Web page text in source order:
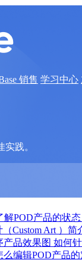
销售 学习中心
践。
解POD产品的状态
Custom Art ）简
产品效果图 如何
么编辑POD产品